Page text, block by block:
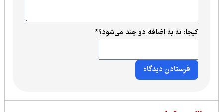
کپچا: نه به اضافه دو چند می‌شود؟*